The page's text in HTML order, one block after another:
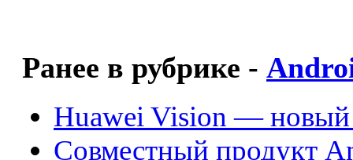
Ранее в рубрике -
Huawei Vision — новый
Совместный продукт